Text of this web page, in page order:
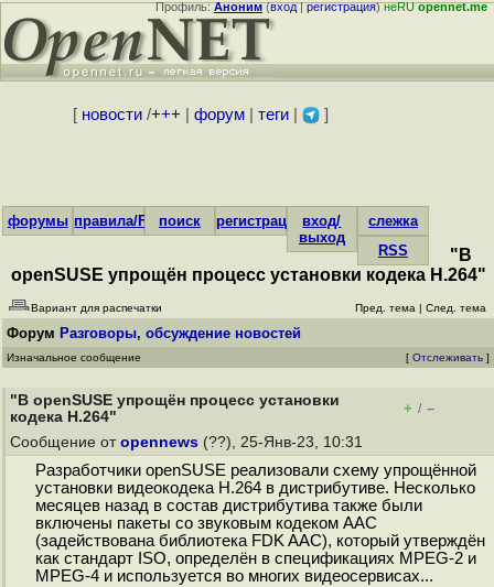
Профиль:Аноним(вход|регистрация)неRUopennet.me
[ новости/+++ форум| теги| ]
форумы правила/FAQпоиск регистрациявход/
выход
слежка
RSS
"В
openSUSE упрощён процесс установки кодека H.264"
Вариант для распечатки Пред. тема | След. тема
Форум Разговоры, обсуждение новостей
Изначальное сообщение [ Отслеживать ]
"В openSUSE упрощён процесс установки
кодека H.264"
+ / –
Сообщение от opennews (??), 25-Янв-23, 10:31
Разработчики openSUSE реализовали схему упрощённой
установки видеокодека H.264 в дистрибутиве. Несколько
месяцев назад в состав дистрибутива также были
включены пакеты со звуковым кодеком AAC
(задействована библиотека FDK AAC), который утверждён
как стандарт ISO, определён в спецификациях MPEG-2 и
MPEG-4 и используется во многих видеосервисах...